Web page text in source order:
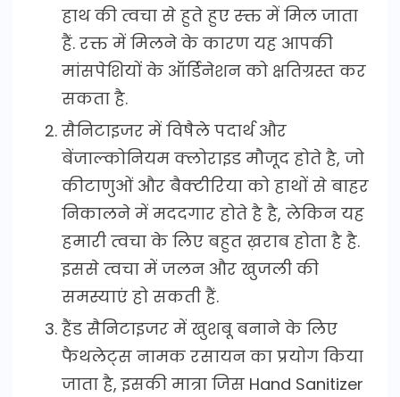
हाथ की त्वचा से हुते हुए स्क्त में मिल जाता
हैं. रक्त में मिलने के कारण यह आपकी
मांसपेशियों के ऑर्डिनेशन को क्षतिग्रस्त कर
सकता है.
सैनिटाइजर में विषैले पदार्थ और
बेंजाल्कोनियम क्लोराइड मौजूद होते है, जो
कीटाणुओं और बैक्टीरिया को हाथों से बाहर
निकालने में मददगार होते है है, लेकिन यह
हमारी त्वचा के लिए बहुत ख़राब होता है है.
इससे त्वचा में जलन और खुजली की
समस्याएं हो सकती हैं.
हैंड सैनिटाइजर में खुशबू बनाने के लिए
फैथलेट्स नामक रसायन का प्रयोग किया
जाता है, इसकी मात्रा जिस Hand Sanitizer